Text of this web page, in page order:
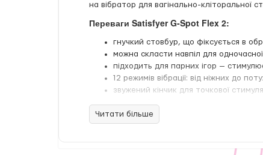
на вібратор для вагінально-кліторальної
Переваги Satisfyer G-Spot Flex 2:
гнучкий стовбур, що фіксується в
можна скласти навпіл для одночасної
підходить для парних ігор — стимулює
12 режимів вібрації: від ніжних до
звужений кінчик для точкової
комфортні розміри: ввідна довжина
робота до 1 години безперервно;
Читати більше